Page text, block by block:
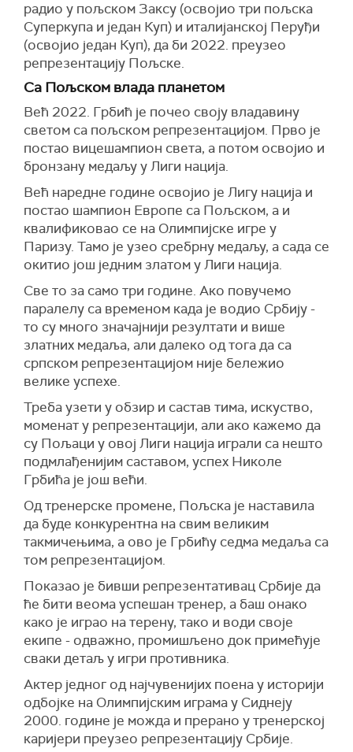
радио у пољском Заксу (освојио три пољска
Суперкупа и један Куп) и италијанској Перуђи
(освојио један Куп), да би 2022. преузео
репрезентацију Пољске.
Са Пољском влада планетом
Већ 2022. Грбић је почео своју владавину
светом са пољском репрезентацијом. Прво је
постао вицешампион света, а потом освојио и
бронзану медаљу у Лиги нација.
Већ наредне године освојио је Лигу нација и
постао шампион Европе са Пољском, а и
квалификовао се на Олимпијске игре у
Паризу. Тамо је узео сребрну медаљу, а сада се
окитио још једним златом у Лиги нација.
Све то за само три године. Ако повучемо
паралелу са временом када је водио Србију -
то су много значајнији резултати и више
златних медаља, али далеко од тога да са
српском репрезентацијом није бележио
велике успехе.
Треба узети у обзир и састав тима, искуство,
моменат у репрезентацији, али ако кажемо да
су Пољаци у овој Лиги нација играли са нешто
подмлађенијим саставом, успех Николе
Грбића је још већи.
Од тренерске промене, Пољска је наставила
да буде конкурентна на свим великим
такмичењима, а ово је Грбићу седма медаља са
том репрезентацијом.
Показао је бивши репрезентативац Србије да
ће бити веома успешан тренер, а баш онако
како је играо на терену, тако и води своје
екипе - одважно, промишљено док примећује
сваки детаљ у игри противника.
Актер једног од најчувенијих поена у историји
одбојке на Олимпијским играма у Сиднеју
2000. године је можда и прерано у тренерској
каријери преузео репрезентацију Србије.